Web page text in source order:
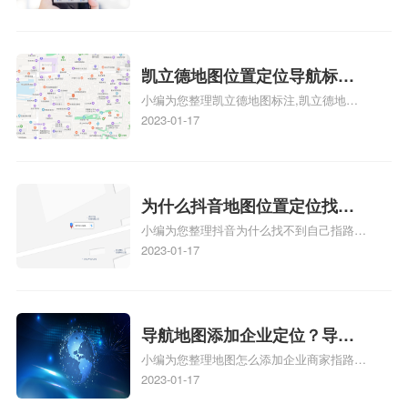
凯立德地图位置定位导航标
注？凯立德地图位置定位,导航,
标注？
小编为您整理凯立德地图标注,凯立德地图
标注怎么做啊、凯立德地图标注,凯立德地
相关地图标注知识，详情可查看下方正文！
2023-01-17
为什么抖音地图位置定位找不
到了？抖音为什么找不到当前
定位了？
小编为您整理抖音为什么找不到自己指路人
地图标注服务中心铺的位置、地图位置更新
服务中心位置、抖音突然不显示定位了相关
地图标注知识，详情可查看下方正文！
2023-01-17
导航地图添加企业定位？导航
定位企业？
小编为您整理地图怎么添加企业商家指路人
地图标注服务中心铺名称、地图怎么添加企
2023-01-17